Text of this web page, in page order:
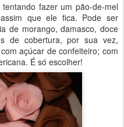
fazer um pão-de-mel
que ele fica. Pode ser
de morango, damasco, doce
de cobertura, por sua vez,
açúcar de confeiteiro; com
É só escolher!